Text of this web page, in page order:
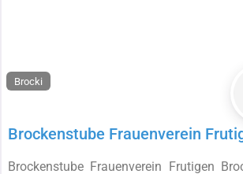
Brocki
Brockenstube Frauenverein
Brockenstube Frauenverein Frutigen